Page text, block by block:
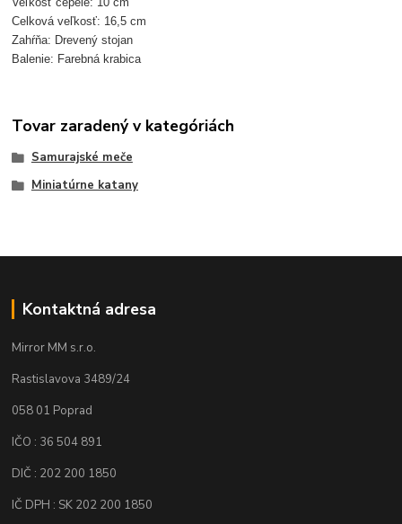
Celková veľkosť: 16,5 cm
Zahŕňa: Drevený stojan
Balenie: Farebná krabica
Tovar zaradený v kategóriách
Samurajské meče
Miniatúrne katany
Kontaktná adresa
Mirror MM s.r.o.
Rastislavova 3489/24
058 01 Poprad
IČO : 36 504 891
DIČ : 202 200 1850
IČ DPH : SK 202 200 1850